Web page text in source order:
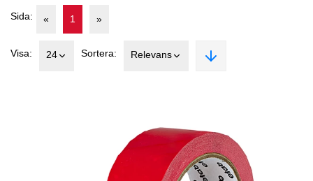
Sida: « 1 »
Visa: 24 Sortera: Relevans